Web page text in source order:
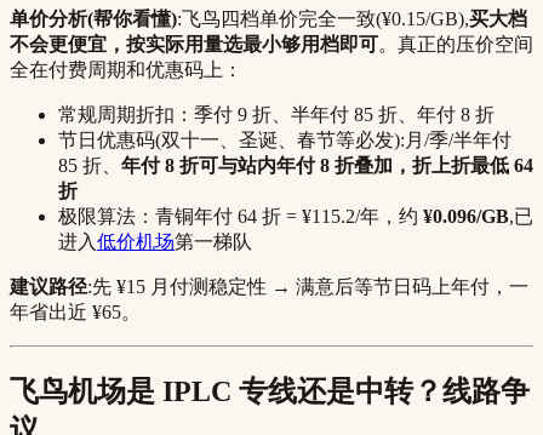
单价分析(帮你看懂):飞鸟四档单价完全一致(¥0.15/GB),买大档
不会更便宜，按实际用量选最小够用档即可。真正的压价空间
全在付费周期和优惠码上：
常规周期折扣：季付 9 折、半年付 85 折、年付 8 折
节日优惠码(双十一、圣诞、春节等必发):月/季/半年付
85 折、 年付 8 折可与站内年付 8 折叠加，折上折最低 64
折
极限算法：青铜年付 64 折 = ¥115.2/年，约 ¥0.096/GB,已
进入低价机场第一梯队
建议路径:先 ¥15 月付测稳定性 → 满意后等节日码上年付，一
年省出近 ¥65。
飞鸟机场是 IPLC 专线还是中转？线路争